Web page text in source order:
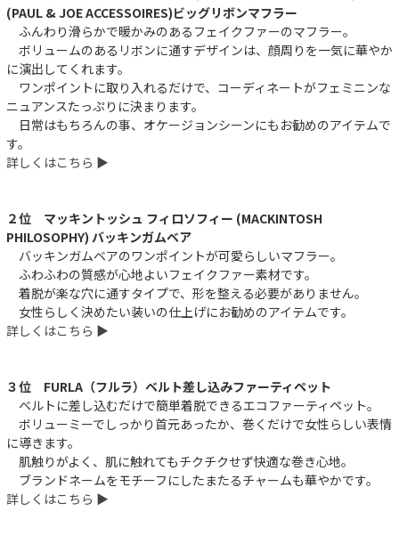
(PAUL & JOE ACCESSOIRES)ビッグリボンマフラー
ふんわり滑らかで暖かみのあるフェイクファーのマフラー。
ボリュームのあるリボンに通すデザインは、顔周りを一気に華やか
に演出してくれます。
ワンポイントに取り入れるだけで、コーディネートがフェミニンな
ニュアンスたっぷりに決まります。
日常はもちろんの事、オケージョンシーンにもお勧めのアイテムで
す。
詳しくはこちら ▶︎
２位 マッキントッシュ フィロソフィー (MACKINTOSH
PHILOSOPHY) バッキンガムベア
バッキンガムベアのワンポイントが可愛らしいマフラー。
ふわふわの質感が心地よいフェイクファー素材です。
着脱が楽な穴に通すタイプで、形を整える必要がありません。
女性らしく決めたい装いの仕上げにお勧めのアイテムです。
詳しくはこちら ▶︎
３位 FURLA（フルラ）ベルト差し込みファーティペット
ベルトに差し込むだけで簡単着脱できるエコファーティペット。
ボリューミーでしっかり首元あったか、巻くだけで女性らしい表情
に導きます。
肌触りがよく、肌に触れてもチクチクせず快適な巻き心地。
ブランドネームをモチーフにしたまたるチャームも華やかです。
詳しくはこちら ▶︎